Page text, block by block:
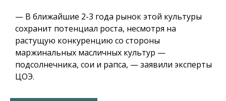
— В ближайшие 2-3 года рынок этой культуры
сохранит потенциал роста, несмотря на
растущую конкуренцию со стороны
маржинальных масличных культур —
подсолнечника, сои и рапса, — заявили эксперты
ЦОЭ.